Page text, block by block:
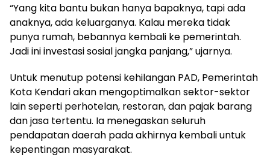
“Yang kita bantu bukan hanya bapaknya, tapi ada
anaknya, ada keluarganya. Kalau mereka tidak
punya rumah, bebannya kembali ke pemerintah.
Jadi ini investasi sosial jangka panjang,” ujarnya.
Untuk menutup potensi kehilangan PAD, Pemerintah
Kota Kendari akan mengoptimalkan sektor-sektor
lain seperti perhotelan, restoran, dan pajak barang
dan jasa tertentu. Ia menegaskan seluruh
pendapatan daerah pada akhirnya kembali untuk
kepentingan masyarakat.